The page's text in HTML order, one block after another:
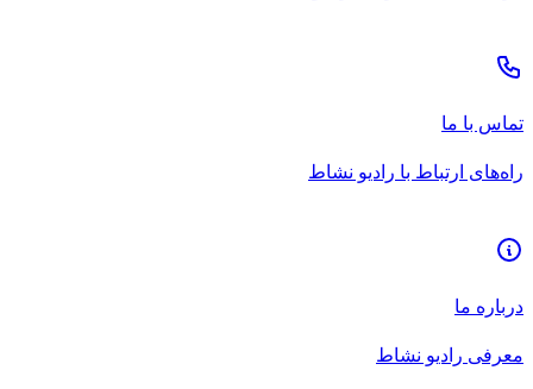
تماس با ما
راه‌های ارتباط با رادیو نشاط
درباره ما
معرفی رادیو نشاط